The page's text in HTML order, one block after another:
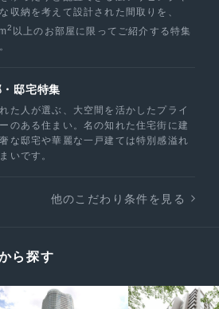
収納を考えて設計された間取りを、
2 以上のお部屋に限ってご紹介する特集
邸宅特集
た人が選ぶ、大空間を活かしたプライ
のある住まい。名の知れた住宅街に建
な邸宅や華麗な一戸建ては特別感溢れ
いです。
他のこだわり条件を見る
ら探す